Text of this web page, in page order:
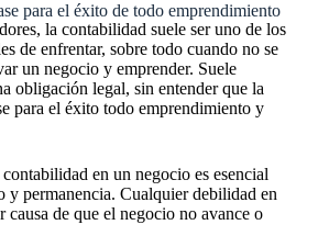
para el éxito de todo emprendimiento
la contabilidad suele ser uno de los
de enfrentar, sobre todo cuando no se
un negocio y emprender. Suele
obligación legal, sin entender que la
para el éxito todo emprendimiento y
en un negocio es esencial
y permanencia. Cualquier debilidad en
causa de que el negocio no avance o